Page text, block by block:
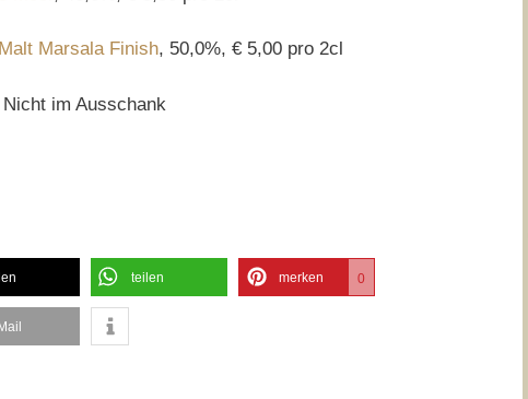
Marsala Finish, 50,0%, € 5,00 pro 2cl
im Ausschank
teilen merken 0